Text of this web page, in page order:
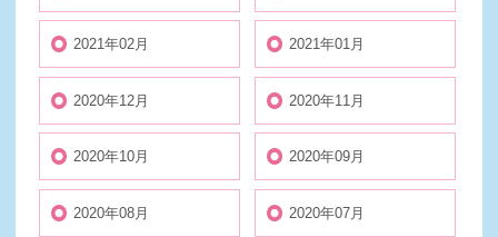
2021年02月 2021年01月
2020年12月 2020年11月
2020年10月 2020年09月
2020年08月 2020年07月